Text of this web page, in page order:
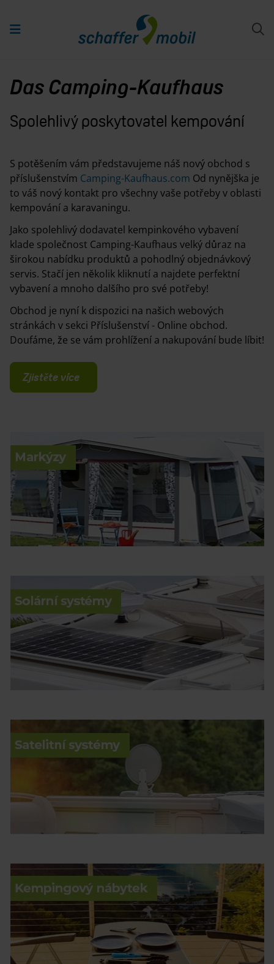
Das Camping-Kaufhaus
Spolehlivý poskytovatel kempování
S potěšením vám představujeme náš nový obchod s
příslušenstvím Camping-Kaufhaus.com Od nynějška je
to váš nový kontakt pro všechny vaše potřeby v oblasti
kempování a karavaningu.
Jako spolehlivý dodavatel kempinkového vybavení
klade společnost Camping-Kaufhaus velký důraz na
širokou nabídku produktů a pohodlný objednávkový
servis. Stačí jen několik kliknutí a najdete perfektní
vybavení a mnoho dalšího pro své potřeby!
Obchod je nyní k dispozici na našich webových
stránkách v sekci Příslušenství - Online obchod.
Doufáme, že se vám prohlížení a nakupování bude líbit!
Zjistěte více